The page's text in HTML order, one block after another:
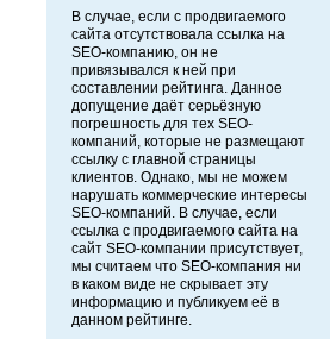
В случае, если с продвигаемого
сайта отсутствовала ссылка на
SEO-компанию, он не
привязывался к ней при
составлении рейтинга. Данное
допущение даёт серьёзную
погрешность для тех SEO-
компаний, которые не размещают
ссылку с главной страницы
клиентов. Однако, мы не можем
нарушать коммерческие интересы
SEO-компаний. В случае, если
ссылка с продвигаемого сайта на
сайт SEO-компании присутствует,
мы считаем что SEO-компания ни
в каком виде не скрывает эту
информацию и публикуем её в
данном рейтинге.